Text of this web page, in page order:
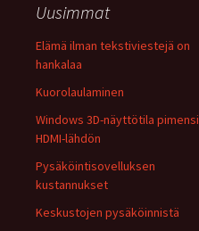
Uusimmat
Elämä ilman tekstiviestejä on
hankalaa
Kuorolaulaminen
Windows 3D-näyttötila pimensi
HDMI-lähdön
Pysäköintisovelluksen
kustannukset
Keskustojen pysäköinnistä